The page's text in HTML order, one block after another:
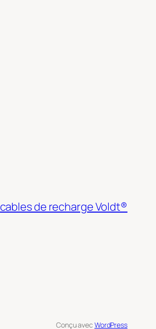
cables de recharge Voldt®
Conçu avec WordPress